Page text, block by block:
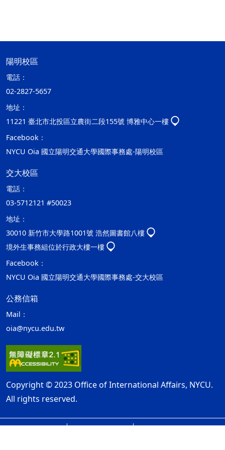
陽明校區
電話：
02-2827-5657
地址：
11221 臺北市北投區立農街二段155號 博雅中心一樓
Facebook：
NYCU Oia 國立陽明交通大學國際事務處-陽明校區
交大校區
電話：
03-5712121 #50023
地址：
30010 新竹市大學路1001號 浩然圖書館八樓
境外生事務組位於行政大樓一樓
Facebook：
NYCU Oia 國立陽明交通大學國際事務處-交大校區
公務信箱
Mail：
oia@nycu.edu.tw
Copyright © 2023 Office of International Affairs, NYCU.
All rights reserved.